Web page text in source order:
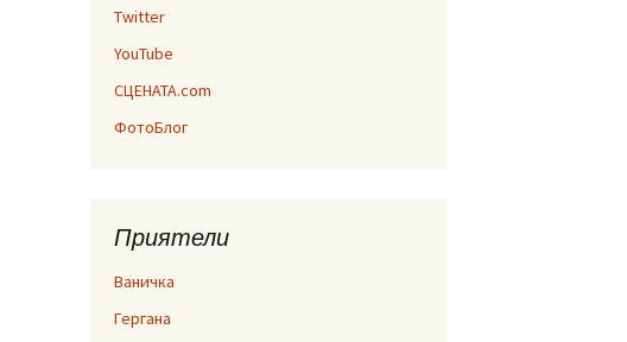
Twitter
YouTube
СЦЕНАТА.com
ФотоБлог
Приятели
Ваничка
Гергана